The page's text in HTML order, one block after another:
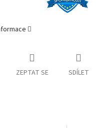
ZEPTAT SE SDÍLET